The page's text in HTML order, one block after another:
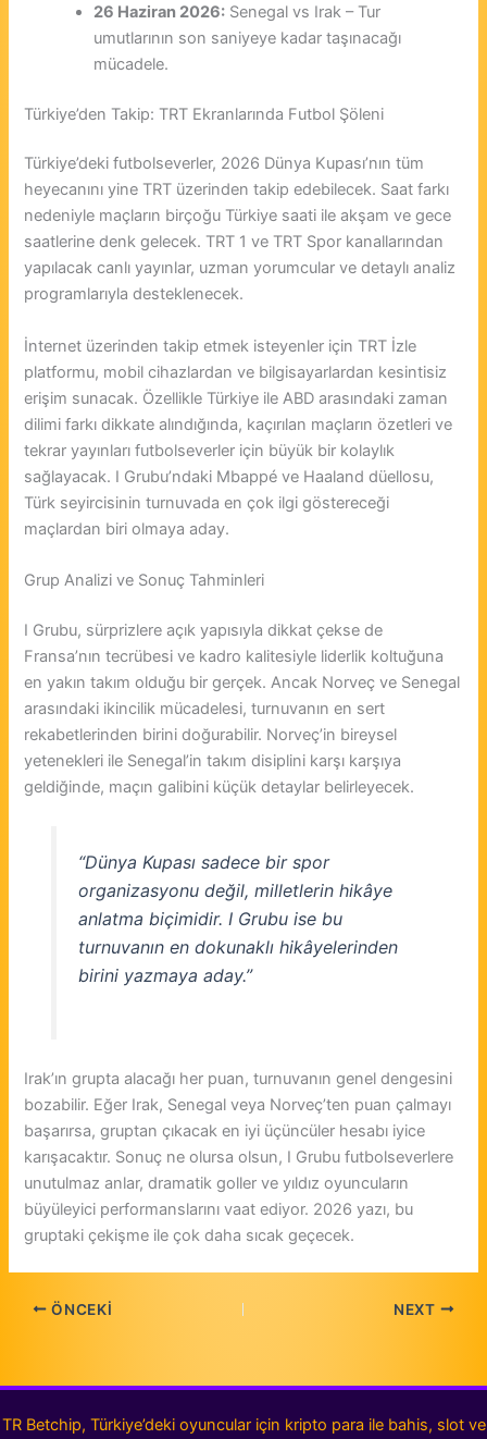
26 Haziran 2026: Senegal vs Irak – Tur
umutlarının son saniyeye kadar taşınacağı
mücadele.
Türkiye’den Takip: TRT Ekranlarında Futbol Şöleni
Türkiye’deki futbolseverler, 2026 Dünya Kupası’nın tüm
heyecanını yine TRT üzerinden takip edebilecek. Saat farkı
nedeniyle maçların birçoğu Türkiye saati ile akşam ve gece
saatlerine denk gelecek. TRT 1 ve TRT Spor kanallarından
yapılacak canlı yayınlar, uzman yorumcular ve detaylı analiz
programlarıyla desteklenecek.
İnternet üzerinden takip etmek isteyenler için TRT İzle
platformu, mobil cihazlardan ve bilgisayarlardan kesintisiz
erişim sunacak. Özellikle Türkiye ile ABD arasındaki zaman
dilimi farkı dikkate alındığında, kaçırılan maçların özetleri ve
tekrar yayınları futbolseverler için büyük bir kolaylık
sağlayacak. I Grubu’ndaki Mbappé ve Haaland düellosu,
Türk seyircisinin turnuvada en çok ilgi göstereceği
maçlardan biri olmaya aday.
Grup Analizi ve Sonuç Tahminleri
I Grubu, sürprizlere açık yapısıyla dikkat çekse de
Fransa’nın tecrübesi ve kadro kalitesiyle liderlik koltuğuna
en yakın takım olduğu bir gerçek. Ancak Norveç ve Senegal
arasındaki ikincilik mücadelesi, turnuvanın en sert
rekabetlerinden birini doğurabilir. Norveç’in bireysel
yetenekleri ile Senegal’in takım disiplini karşı karşıya
geldiğinde, maçın galibini küçük detaylar belirleyecek.
“Dünya Kupası sadece bir spor
organizasyonu değil, milletlerin hikâye
anlatma biçimidir. I Grubu ise bu
turnuvanın en dokunaklı hikâyelerinden
birini yazmaya aday.”
Irak’ın grupta alacağı her puan, turnuvanın genel dengesini
bozabilir. Eğer Irak, Senegal veya Norveç’ten puan çalmayı
başarırsa, gruptan çıkacak en iyi üçüncüler hesabı iyice
karışacaktır. Sonuç ne olursa olsun, I Grubu futbolseverlere
unutulmaz anlar, dramatik goller ve yıldız oyuncuların
büyüleyici performanslarını vaat ediyor. 2026 yazı, bu
gruptaki çekişme ile çok daha sıcak geçecek.
ÖNCEKI NEXT
TR Betchip, Türkiye’deki oyuncular için kripto para ile bahis, slot ve